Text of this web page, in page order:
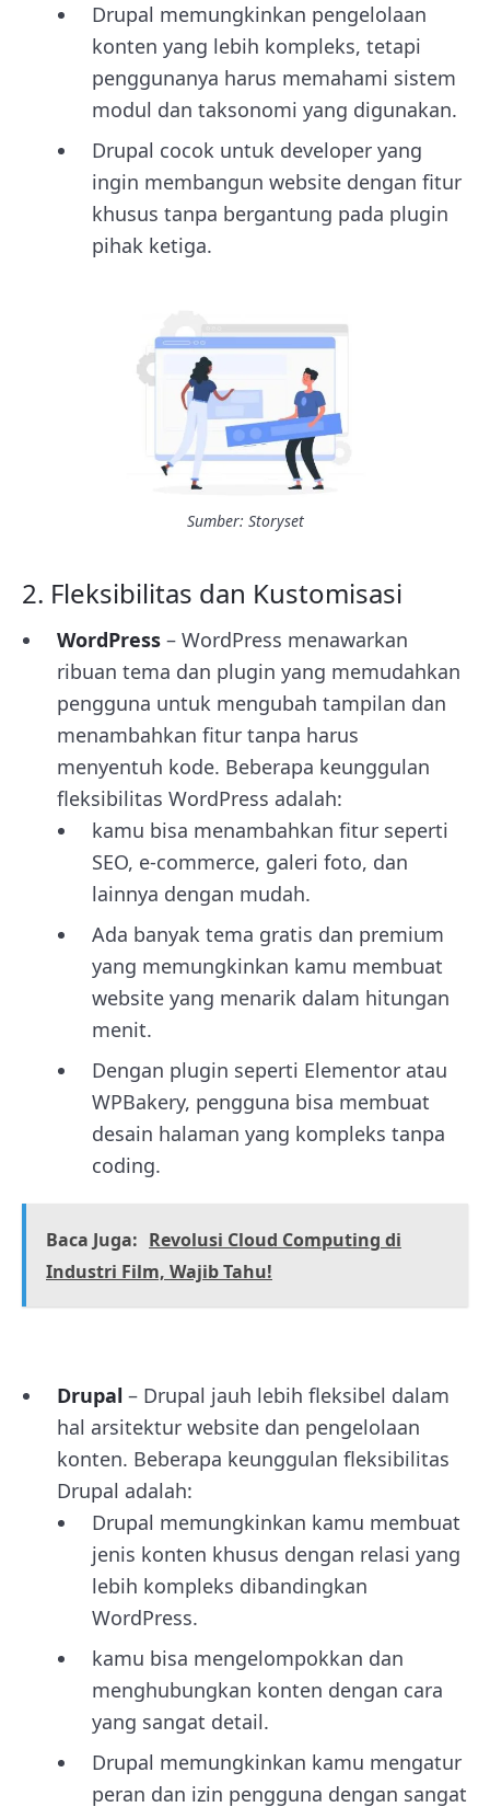
Drupal memungkinkan pengelolaan
konten yang lebih kompleks, tetapi
penggunanya harus memahami sistem
modul dan taksonomi yang digunakan.
Drupal cocok untuk developer yang
ingin membangun website dengan fitur
khusus tanpa bergantung pada plugin
pihak ketiga.
Sumber: Storyset
2. Fleksibilitas dan Kustomisasi
WordPress – WordPress menawarkan
ribuan tema dan plugin yang memudahkan
pengguna untuk mengubah tampilan dan
menambahkan fitur tanpa harus
menyentuh kode. Beberapa keunggulan
fleksibilitas WordPress adalah:
kamu bisa menambahkan fitur seperti
SEO, e-commerce, galeri foto, dan
lainnya dengan mudah.
Ada banyak tema gratis dan premium
yang memungkinkan kamu membuat
website yang menarik dalam hitungan
menit.
Dengan plugin seperti Elementor atau
WPBakery, pengguna bisa membuat
desain halaman yang kompleks tanpa
coding.
Baca Juga: Revolusi Cloud Computing di
Industri Film, Wajib Tahu!
Drupal – Drupal jauh lebih fleksibel dalam
hal arsitektur website dan pengelolaan
konten. Beberapa keunggulan fleksibilitas
Drupal adalah:
Drupal memungkinkan kamu membuat
jenis konten khusus dengan relasi yang
lebih kompleks dibandingkan
WordPress.
kamu bisa mengelompokkan dan
menghubungkan konten dengan cara
yang sangat detail.
Drupal memungkinkan kamu mengatur
peran dan izin pengguna dengan sangat